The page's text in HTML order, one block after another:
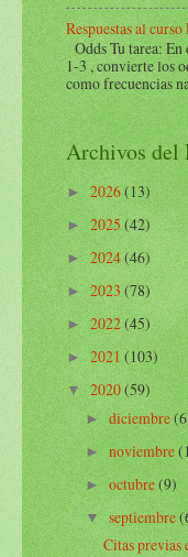
Respuestas al
Odds Tu tarea: En
1-3 , convierte los
como frecuencias
Archivos del
►2026(13)
►2025(42)
►2024(46)
►2023(78)
►2022(45)
►2021(103)
▼2020(59)
►diciembre
► noviembre
►octubre(9)
▼septiembre
Citas previas